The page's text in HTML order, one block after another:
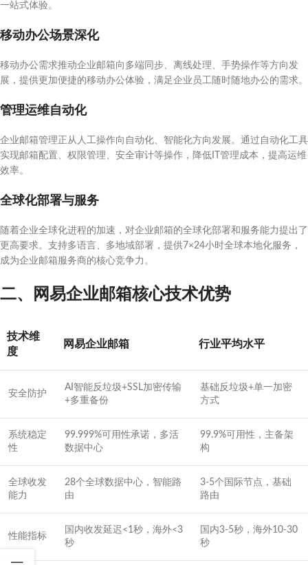
一站式体验。
移动办公场景深化
移动办公需求推动企业邮箱向多端同步、离线处理、手势操作等方向发
展，提供更加便捷的移动办公体验，满足企业员工随时随地办公的需求。
管理运维自动化
企业邮箱管理正从人工操作向自动化、智能化方向发展。通过自动化工具
实现邮箱配置、权限管理、安全审计等操作，降低IT管理成本，提高运维
效率。
全球化部署与服务
随着企业全球化进程的加速，对企业邮箱的全球化部署和服务能力提出了
更高要求。支持多语言、多地域部署，提供7×24小时全球本地化服务，
成为企业邮箱服务商的核心竞争力。
二、网易企业邮箱核心技术优势
技术维
度
网易企业邮箱 行业平均水平
安全防护
AI智能反垃圾+SSL加密传输
+多重备份
基础反垃圾+单一加密
方式
系统稳定
性
99.999%可用性承诺，多活
数据中心
99.9%可用性，主备架
构
全球收发
能力
28个全球数据中心，智能路
由
3-5个国际节点，基础
路由
性能指标
国内收发延迟<1秒，海外<3
秒
国内3-5秒，海外10-30
秒